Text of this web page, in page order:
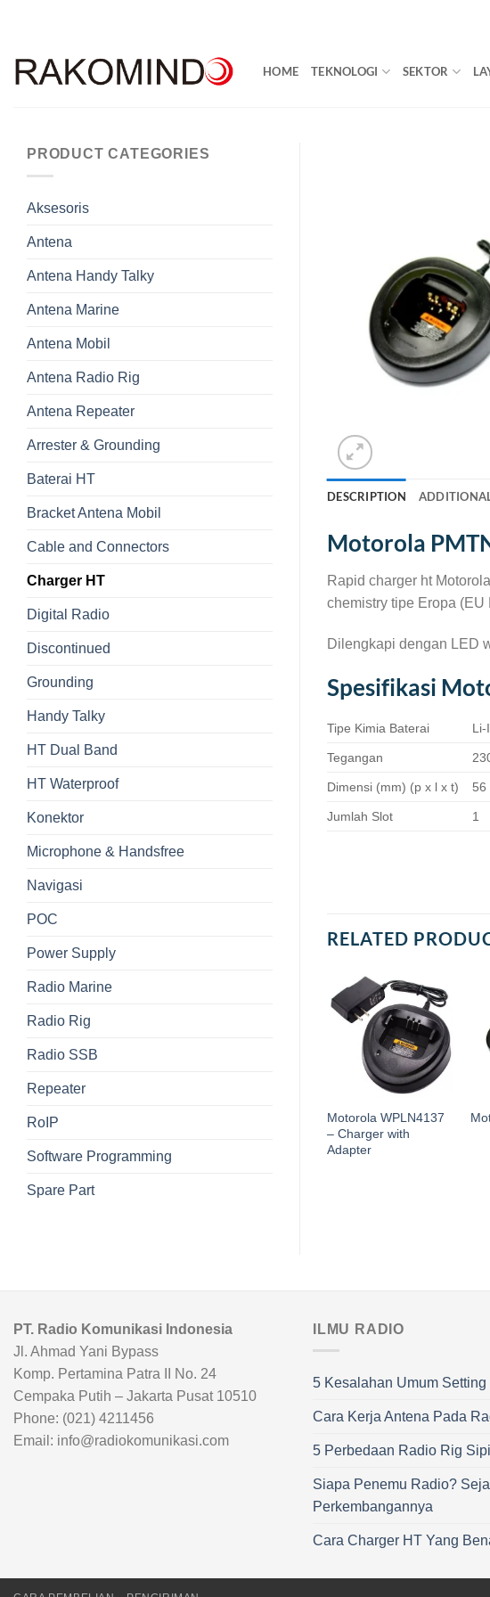
HOME TEKNOLOGI SEKTOR
PRODUCT CATEGORIES
Aksesoris
Antena
Antena Handy Talky
Antena Marine
Antena Mobil
Antena Radio Rig
Antena Repeater
Arrester & Grounding
Baterai HT
Bracket Antena Mobil
Cable and Connectors
Charger HT
Digital Radio
Discontinued
Grounding
Handy Talky
HT Dual Band
HT Waterproof
Konektor
Microphone & Handsfree
Navigasi
POC
Power Supply
Radio Marine
Radio Rig
Radio SSB
Repeater
RoIP
Software Programming
Spare Part
DESCRIPTION
Motorola
Rapid charger ht
chemistry tipe Eropa
Dilengkapi dengan LED
Spesifikasi
Tipe Kimia Baterai Li-
Tegangan
Dimensi (mm) (p x l x t) 56
Jumlah Slot 1
RELATED
Motorola WPLN4137
– Charger with
Adapter
PT. Radio Komunikasi Indonesia
Jl. Ahmad Yani Bypass
Komp. Pertamina Patra II No. 24
Cempaka Putih – Jakarta Pusat 10510
Phone: (021) 4211456
Email: info@radiokomunikasi.com
ILMU RADIO
5 Kesalahan Umum
Cara Kerja Antena Pada
5 Perbedaan Radio Rig
Siapa Penemu Radio?
Perkembangannya
Cara Charger HT Yang